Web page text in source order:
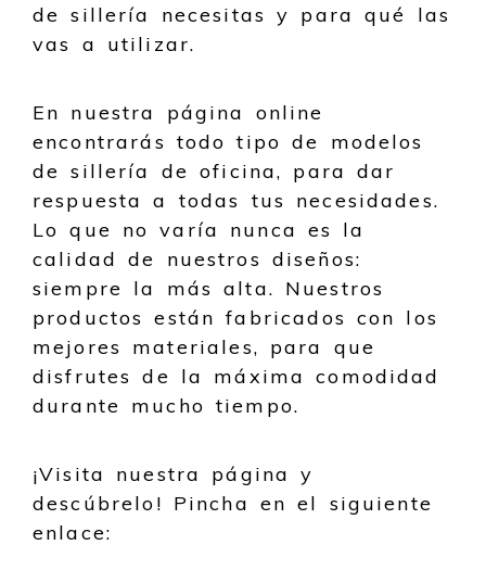
de sillería necesitas y para qué las
vas a utilizar.
En nuestra página online
encontrarás todo tipo de modelos
de sillería de oficina, para dar
respuesta a todas tus necesidades.
Lo que no varía nunca es la
calidad de nuestros diseños:
siempre la más alta. Nuestros
productos están fabricados con los
mejores materiales, para que
disfrutes de la máxima comodidad
durante mucho tiempo.
¡Visita nuestra página y
descúbrelo! Pincha en el siguiente
enlace: